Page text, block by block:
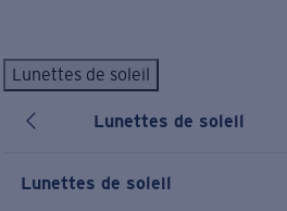
Lunettes de soleil
Lunettes de soleil
Lunettes de soleil
Nouveau